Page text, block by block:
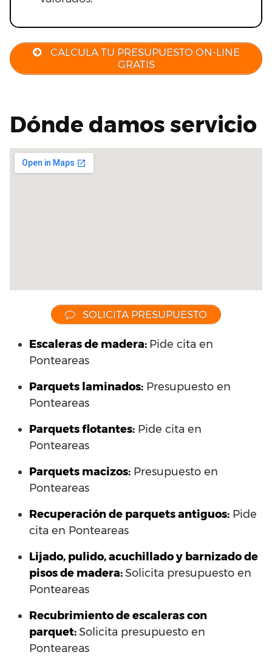
CALCULA TU PRESUPUESTO ON-LINE
GRATIS
Dónde damos servicio
SOLICITA PRESUPUESTO
Escaleras de madera: Pide cita en
Ponteareas
Parquets laminados: Presupuesto en
Ponteareas
Parquets flotantes: Pide cita en
Ponteareas
Parquets macizos: Presupuesto en
Ponteareas
Recuperación de parquets antiguos: Pide
cita en Ponteareas
Lijado, pulido, acuchillado y barnizado de
pisos de madera:Solicita presupuesto en
Ponteareas
Recubrimiento de escaleras con
parquet:Solicita presupuesto en
Ponteareas